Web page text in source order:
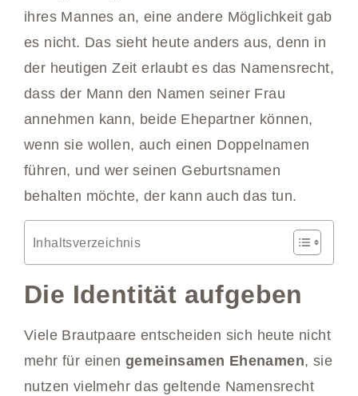
ihres Mannes an, eine andere Möglichkeit gab
es nicht. Das sieht heute anders aus, denn in
der heutigen Zeit erlaubt es das Namensrecht,
dass der Mann den Namen seiner Frau
annehmen kann, beide Ehepartner können,
wenn sie wollen, auch einen Doppelnamen
führen, und wer seinen Geburtsnamen
behalten möchte, der kann auch das tun.
Inhaltsverzeichnis
Die Identität aufgeben
Viele Brautpaare entscheiden sich heute nicht
mehr für einengemeinsamen Ehenamen, sie
nutzen vielmehr das geltende Namensrecht